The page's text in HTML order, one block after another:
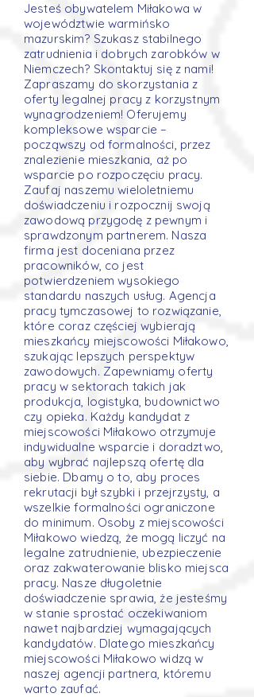
Jesteś obywatelem Miłakowa w
województwie warmińsko
mazurskim? Szukasz stabilnego
zatrudnienia i dobrych zarobków w
Niemczech? Skontaktuj się z nami!
Zapraszamy do skorzystania z
oferty legalnej pracy z korzystnym
wynagrodzeniem! Oferujemy
kompleksowe wsparcie –
począwszy od formalności, przez
znalezienie mieszkania, aż po
wsparcie po rozpoczęciu pracy.
Zaufaj naszemu wieloletniemu
doświadczeniu i rozpocznij swoją
zawodową przygodę z pewnym i
sprawdzonym partnerem. Nasza
firma jest doceniana przez
pracowników, co jest
potwierdzeniem wysokiego
standardu naszych usług. Agencja
pracy tymczasowej to rozwiązanie,
które coraz częściej wybierają
mieszkańcy miejscowości Miłakowo,
szukając lepszych perspektyw
zawodowych. Zapewniamy oferty
pracy w sektorach takich jak
produkcja, logistyka, budownictwo
czy opieka. Każdy kandydat z
miejscowości Miłakowo otrzymuje
indywidualne wsparcie i doradztwo,
aby wybrać najlepszą ofertę dla
siebie. Dbamy o to, aby proces
rekrutacji był szybki i przejrzysty, a
wszelkie formalności ograniczone
do minimum. Osoby z miejscowości
Miłakowo wiedzą, że mogą liczyć na
legalne zatrudnienie, ubezpieczenie
oraz zakwaterowanie blisko miejsca
pracy. Nasze długoletnie
doświadczenie sprawia, że jesteśmy
w stanie sprostać oczekiwaniom
nawet najbardziej wymagających
kandydatów. Dlatego mieszkańcy
miejscowości Miłakowo widzą w
naszej agencji partnera, któremu
warto zaufać.